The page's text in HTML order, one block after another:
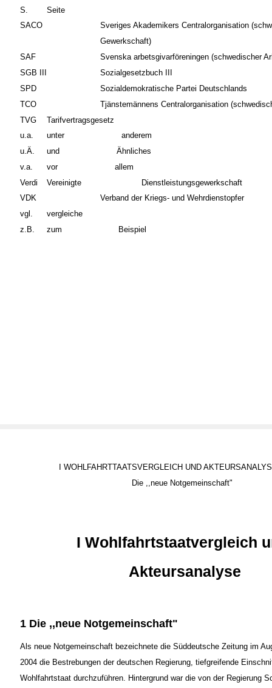
S.
Seite
SACO
Sveriges Akademikers Centralorganisation
Gewerkschaft)
SAF
Svenska arbetsgivarföreningen (schwedischer
SGB III
Sozialgesetzbuch III
SPD
Sozialdemokratische Partei Deutschlands
TCO
Tjänstemännens Centralorganisation
TVG
Tarifvertragsgesetz
u.a.
unter
anderem
u.Ä.
und
Ähnliches
v.a.
vor
allem
Verdi
Vereinigte
Dienstleistungsgewerkschaft
VDK
Verband der Kriegs- und Wehrdienstopfer
vgl.
vergleiche
z.B.
zum Beispiel
I WOHLFAHRTTAATSVERGLEICH UND
Die ,,neue Notgemeinschaft"
I Wohlfahrtstaatvergleich
Akteursanalyse
1 Die ,,neue Notgemeinschaft"
Als neue Notgemeinschaft bezeichnete die Süddeutsche Zeitung im
2004 die Bestrebungen der deutschen Regierung, tiefgreifende
Wohlfahrtstaat durchzuführen. Hintergrund war die von der Regierung